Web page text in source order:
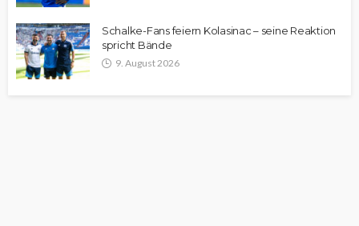
Schalke-Fans feiern Kolasinac – seine Reaktion
spricht Bände
9. August 2026